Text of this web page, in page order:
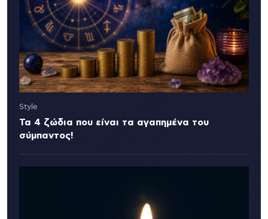
Style
Τα 4 ζώδια που είναι τα αγαπημένα του
σύμπαντος!